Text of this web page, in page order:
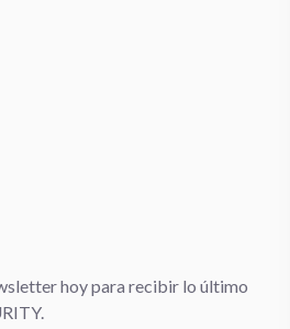
hoy para recibir lo último